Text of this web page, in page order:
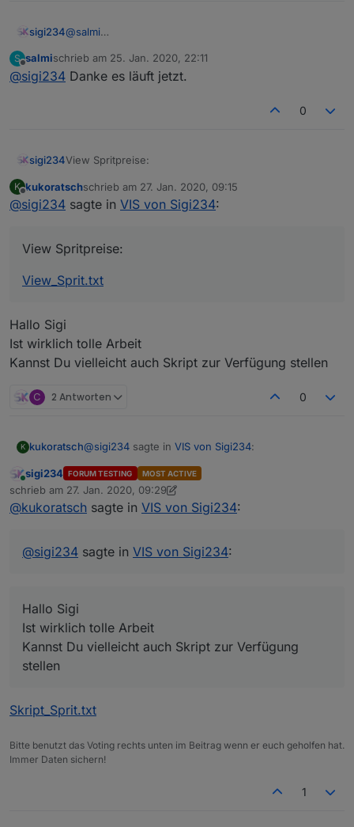
Danke im Voraus
sigi234@salmi
S
Offline
salmischrieb am 25. Jan. 2020, 22:11
zuletzt editiert von
@sigi234 Danke es läuft jetzt.
0
sigi234View Spritpreise:
View_Sprit.txt
K
Offline
kukoratschschrieb am 27. Jan. 2020, 09:15
zuletzt editiert von
@sigi234 sagte in VIS von Sigi234:
View Spritpreise:
View_Sprit.txt
Hallo Sigi
Ist wirklich tolle Arbeit
Kannst Du vielleicht auch Skript zur Verfügung stellen
C 2 Antworten 0
K kukoratsch@sigi234 sagte in VIS von Sigi234:
View Spritpreise:
View_Sprit.txt
Hallo Sigi
Kannst Du vielleicht auch Skript zur Verfügung
stellen
Online
sigi234 FORUM TESTING MOST ACTIVE
schrieb am 27. Jan. 2020, 09:29
zuletzt editiert von sigi234
@kukoratsch sagte in VIS von Sigi234:
@sigi234 sagte in VIS von Sigi234:
Hallo Sigi
Ist wirklich tolle Arbeit
Kannst Du vielleicht auch Skript zur Verfügung
stellen
Skript_Sprit.txt
Bitte benutzt das Voting rechts unten im Beitrag wenn er euch geholfen hat.
Immer Daten sichern!
1